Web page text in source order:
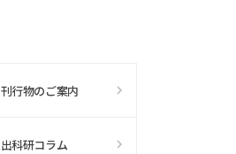
刊行物のご案内
出科研コラム